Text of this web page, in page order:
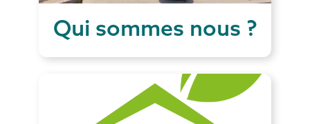
Qui sommes nous ?